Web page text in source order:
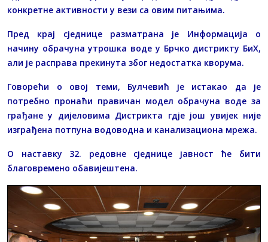
конкретне активности у вези са овим питањима.
Пред крај сједнице разматрана је Информација о
начину обрачуна утрошка воде у Брчко дистрикту БиХ,
али је расправа прекинута због недостатка кворума.
Говорећи о овој теми, Булчевић је истакао да је
потребно пронаћи правичан модел обрачуна воде за
грађане у дијеловима Дистрикта гдје још увијек није
изграђена потпуна водоводна и канализациона мрежа.
О наставку 32. редовне сједнице јавност ће бити
благовремено обавијештена.